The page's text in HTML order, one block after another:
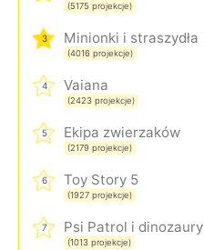
(5175 projekcje)
3 Minionki i straszydła
(4016 projekcje)
4 Vaiana
(2423 projekcje)
5 Ekipa zwierzaków
(2179 projekcje)
6 Toy Story 5
(1927 projekcje)
7 Psi Patrol i dinozaury
(1013 projekcje)